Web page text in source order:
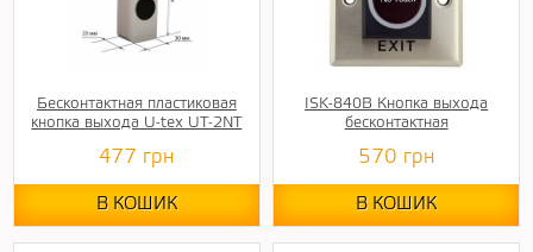
Бесконтактная пластиковая
кнопка выхода U-tex UT-2NT
477 грн
В КОШИК
ISK-840B Кнопка выхода
бесконтактная
570 грн
В КОШИК